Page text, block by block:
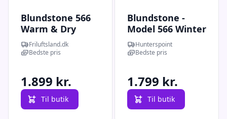
Blundstone 566
Warm & Dry
Chelsea Boot
(Sort (BLACK)
Friluftsland.dk
Bedste pris
1.899 kr.
Til butik
Blundstone -
Model 566 Winter
Hunterspoint
Bedste pris
1.799 kr.
Til butik